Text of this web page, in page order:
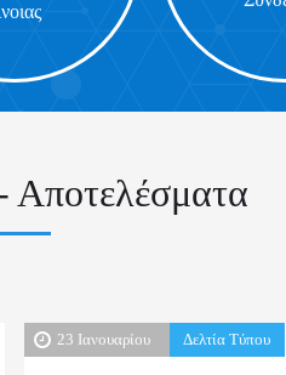
Αποτελέσματα
23 Ιανουαρίου Δελτία Τύπου